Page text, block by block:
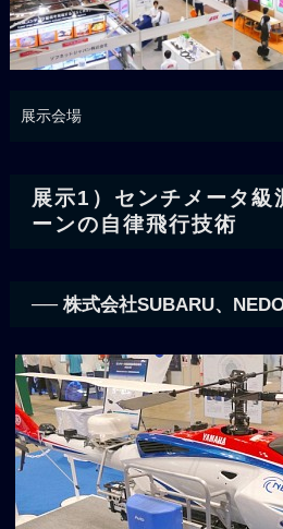
展示会場
展示1）センチメータ級
ーンの自律飛行技術
── 株式会社SUBARU、